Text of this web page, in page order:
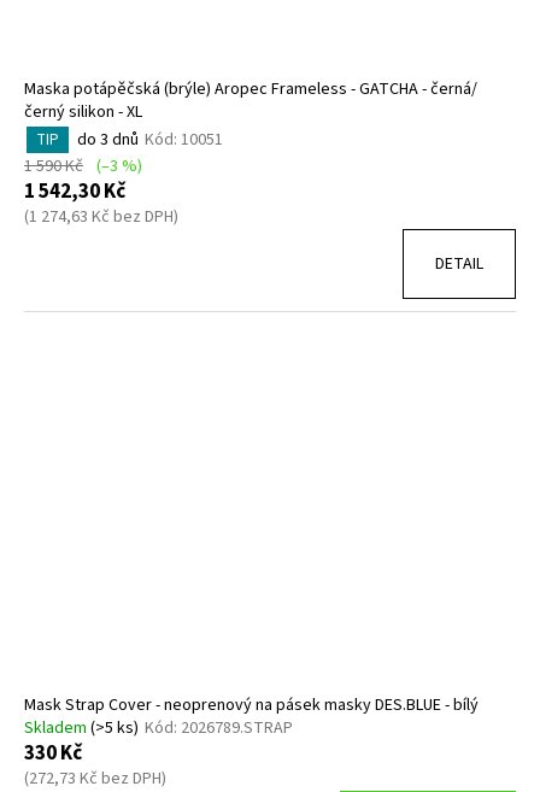
Maska potápěčská (brýle) Aropec Frameless - GATCHA - černá/
černý silikon - XL
TIP do 3 dnů Kód: 10051
1 590 Kč (–3 %)
1 542,30 Kč
(1 274,63 Kč bez DPH)
DETAIL
Mask Strap Cover - neoprenový na pásek masky DES.BLUE - bílý
Skladem (>5 ks) Kód: 2026789.STRAP
330 Kč
(272,73 Kč bez DPH)